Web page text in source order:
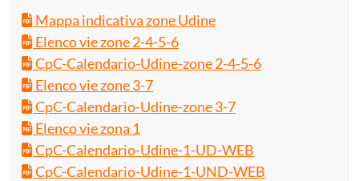
Mappa indicativa zone Udine
Elenco vie zone 2-4-5-6
CpC-Calendario-Udine-zone 2-4-5-6
Elenco vie zone 3-7
CpC-Calendario-Udine-zone 3-7
Elenco vie zona 1
CpC-Calendario-Udine-1-UD-WEB
CpC-Calendario-Udine-1-UND-WEB